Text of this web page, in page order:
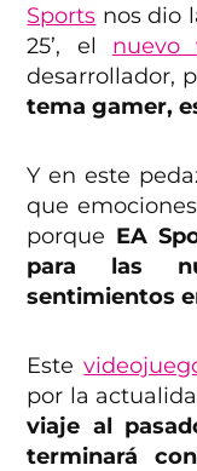
Sports nos dio
25’, el nuevo
desarrollador,
tema gamer,
Y en este
que
porque EA
para las
sentimientos
Este
por la
viaje al
terminará